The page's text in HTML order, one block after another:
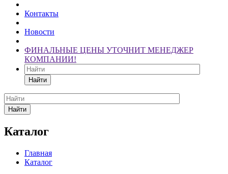
Контакты
Новости
ФИНАЛЬНЫЕ ЦЕНЫ УТОЧНИТ МЕНЕДЖЕР
КОМПАНИИ!
Найти
Найти
Каталог
Главная
Каталог